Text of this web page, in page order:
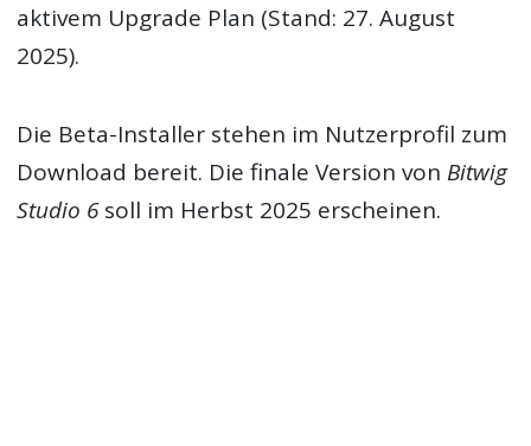
aktivem Upgrade Plan (Stand: 27. August
2025).
Die Beta-Installer stehen im Nutzerprofil zum
Download bereit. Die finale Version von Bitwig
Studio 6soll im Herbst 2025 erscheinen.